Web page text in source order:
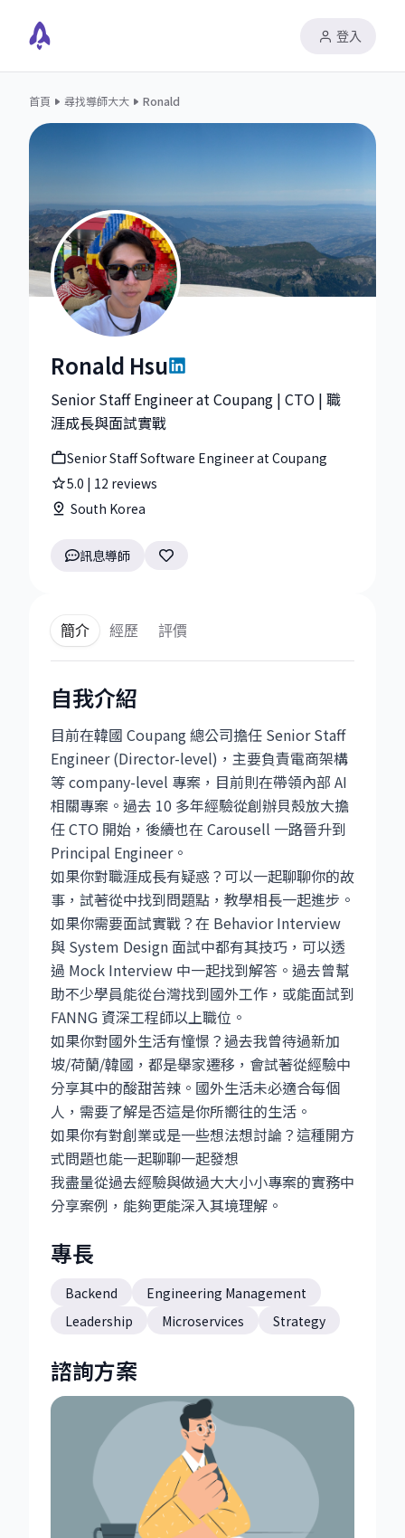
登入
首頁 尋找導師大大 Ronald
Ronald Hsu|Senior Staff Software Engineer at
Ronald Hsu
Senior Staff Engineer at Coupang | CTO | 職
涯成長與面試實戰
Senior Staff Software Engineer at Coupang
5.0 | 12 reviews
South Korea
訊息導師
簡介 經歷 評價
自我介紹
目前在韓國 Coupang 總公司擔任 Senior Staff
Engineer (Director-level)，主要負責電商架構
等 company-level 專案，目前則在帶領內部 AI
相關專案。過去 10 多年經驗從創辦貝殼放大擔
任 CTO 開始，後續也在 Carousell 一路晉升到
Principal Engineer。
如果你對職涯成長有疑惑？可以一起聊聊你的故
事，試著從中找到問題點，教學相長一起進步。
如果你需要面試實戰？在 Behavior Interview
與 System Design 面試中都有其技巧，可以透
過 Mock Interview 中一起找到解答。過去曾幫
助不少學員能從台灣找到國外工作，或能面試到
FANNG 資深工程師以上職位。
如果你對國外生活有憧憬？過去我曾待過新加
坡/荷蘭/韓國，都是舉家遷移，會試著從經驗中
分享其中的酸甜苦辣。國外生活未必適合每個
人，需要了解是否這是你所嚮往的生活。
如果你有對創業或是一些想法想討論？這種開方
式問題也能一起聊聊一起發想
我盡量從過去經驗與做過大大小小專案的實務中
分享案例，能夠更能深入其境理解。
專長
Backend
Engineering Management
Leadership
Microservices Strategy
諮詢方案